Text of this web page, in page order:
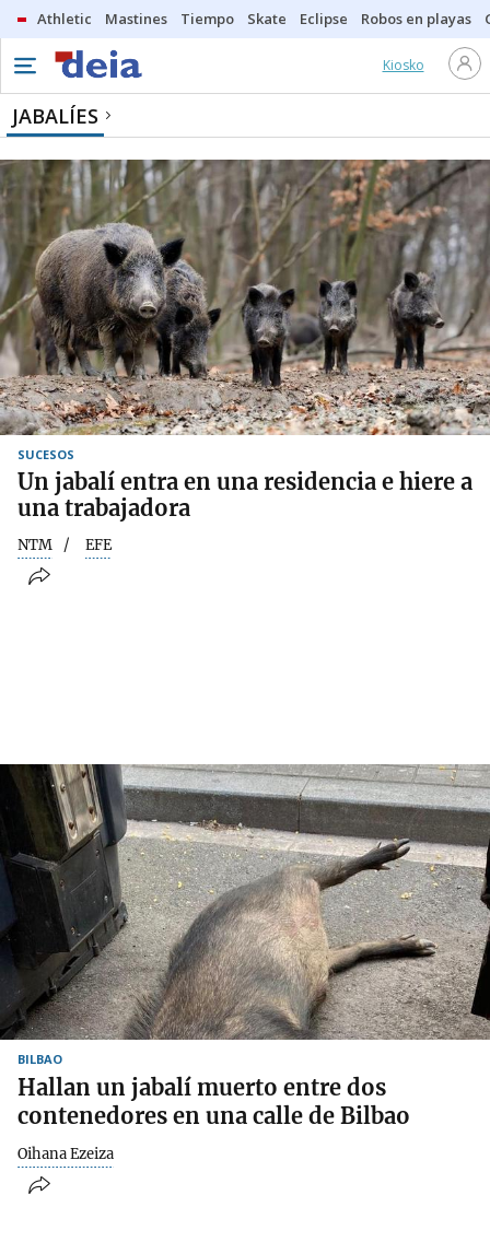
Athletic Mastines Tiempo Skate Eclipse Robos en playas
Kiosko
JABALÍES
SUCESOS
Un jabalí entra en una residencia e hiere a
una trabajadora
NTM EFE
BILBAO
Hallan un jabalí muerto entre dos
contenedores en una calle de Bilbao
Oihana Ezeiza